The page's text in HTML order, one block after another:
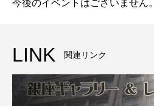
今後のイベントはございません。
LINK 関連リンク